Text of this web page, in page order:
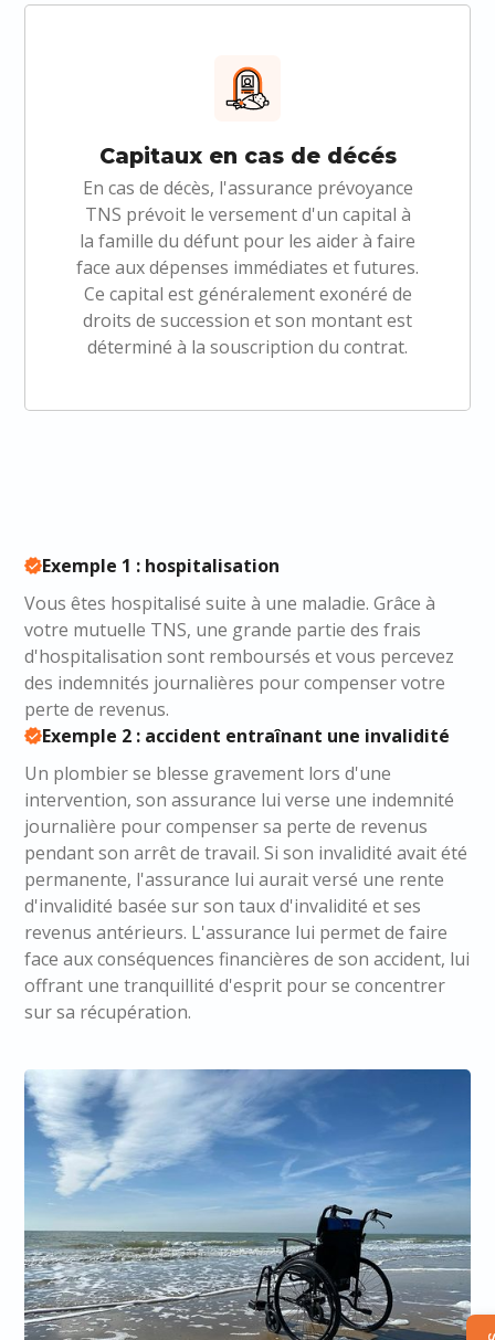
Capitaux en cas de décés
En cas de décès, l'assurance prévoyance
TNS prévoit le versement d'un capital à
la famille du défunt pour les aider à faire
face aux dépenses immédiates et futures.
Ce capital est généralement exonéré de
droits de succession et son montant est
déterminé à la souscription du contrat.
Exemple 1 : hospitalisation
Vous êtes hospitalisé suite à une maladie. Grâce à
votre mutuelle TNS, une grande partie des frais
d'hospitalisation sont remboursés et vous percevez
des indemnités journalières pour compenser votre
perte de revenus.
Exemple 2 : accident entraînant une invalidité
Un plombier se blesse gravement lors d'une
intervention, son assurance lui verse une indemnité
journalière pour compenser sa perte de revenus
pendant son arrêt de travail. Si son invalidité avait été
permanente, l'assurance lui aurait versé une rente
d'invalidité basée sur son taux d'invalidité et ses
revenus antérieurs. L'assurance lui permet de faire
face aux conséquences financières de son accident, lui
offrant une tranquillité d'esprit pour se concentrer
sur sa récupération.